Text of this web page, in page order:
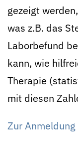
gezeigt
was z.B. das
Laborbefund
kann, wie
Therapie
mit diesen
Zur Anmeldung